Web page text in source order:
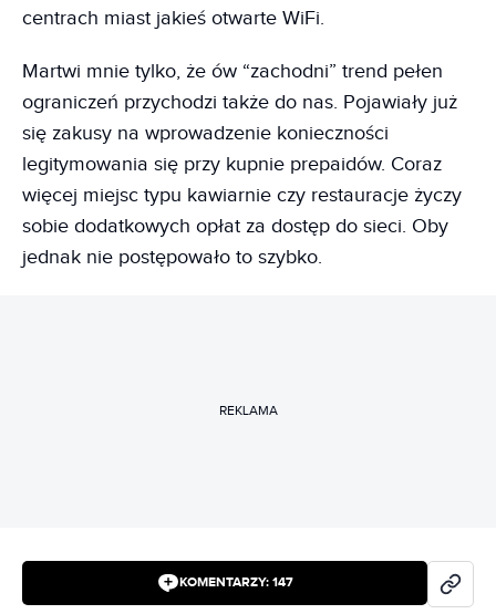
centrach miast jakieś otwarte WiFi.
Martwi mnie tylko, że ów “zachodni” trend pełen
ograniczeń przychodzi także do nas. Pojawiały już
się zakusy na wprowadzenie konieczności
legitymowania się przy kupnie prepaidów. Coraz
więcej miejsc typu kawiarnie czy restauracje życzy
sobie dodatkowych opłat za dostęp do sieci. Oby
jednak nie postępowało to szybko.
REKLAMA
KOMENTARZY: 147